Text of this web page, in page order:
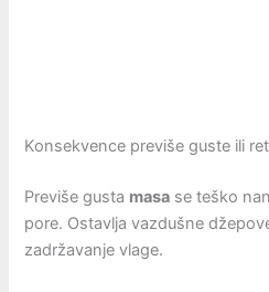
Konsekvence previše guste ili
Previše gusta masa se teško
pore. Ostavlja vazdušne
zadržavanje vlage.